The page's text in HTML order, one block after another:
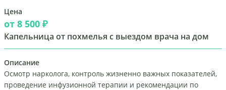
Цена
от 8 500 ₽
Капельница от похмелья с выездом врача на дом
Описание
Осмотр нарколога, контроль жизненно важных показателей,
проведение инфузионной терапии и рекомендации по